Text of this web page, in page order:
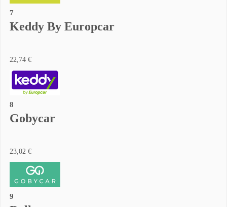
7
Keddy By Europcar
22,74 €
8
Gobycar
23,02 €
9